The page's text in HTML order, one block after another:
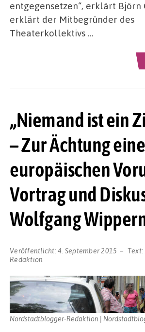
entgegensetzen“, erklärt Björn
erklärt der Mitbegründer des
Theaterkollektivs …
„Niemand ist ein
– Zur Ächtung
europäischen
Vortrag und
Wolfgang
Veröffentlicht:4. September 2015 Text:
Redaktion
Nordstadtblogger-Redaktion |